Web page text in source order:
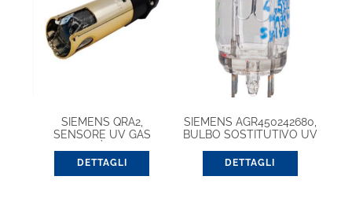
SIEMENS QRA2,
SENSORE UV GAS
DETTAGLI
SIEMENS AGR450242680,
BULBO SOSTITUTIVO UV
DETTAGLI